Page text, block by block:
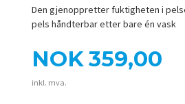
Den gjenoppretter fuktigheten i
pels håndterbar etter bare én vask
Pris
NOK359,00
inkl. mva.